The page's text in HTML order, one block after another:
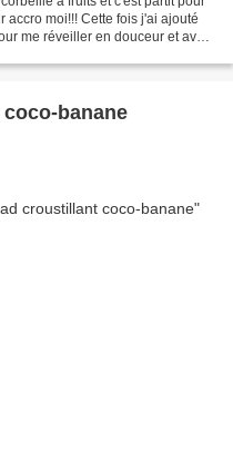
moi!!! Cette fois j'ai ajouté
me réveiller en douceur et avec
banane